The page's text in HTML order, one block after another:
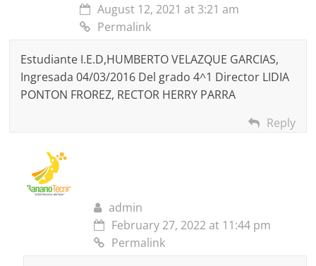
August 12, 2021 at 3:21 am
Permalink
Estudiante I.E.D,HUMBERTO VELAZQUE GARCIAS,
Ingresada 04/03/2016 Del grado 4^1 Director LIDIA
PONTON FROREZ, RECTOR HERRY PARRA
Reply
admin
February 27, 2022 at 11:44 pm
Permalink